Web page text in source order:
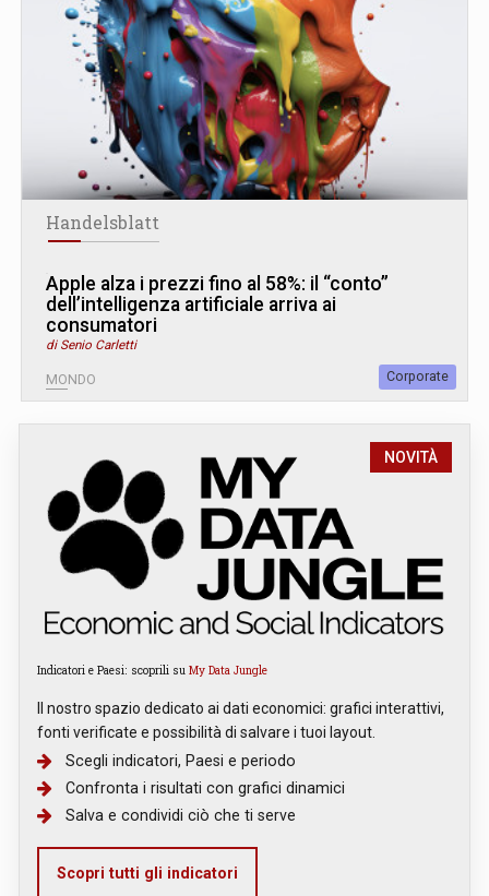
Handelsblatt
Apple alza i prezzi fino al 58%: il “conto”
dell’intelligenza artificiale arriva ai
consumatori
di Senio Carletti
MONDO Corporate
NOVITÀ
Indicatori e Paesi: scoprili su My Data Jungle
Il nostro spazio dedicato ai dati economici: grafici interattivi,
fonti verificate e possibilità di salvare i tuoi layout.
Scegli indicatori, Paesi e periodo
Confronta i risultati con grafici dinamici
Salva e condividi ciò che ti serve
Scopri tutti gli indicatori